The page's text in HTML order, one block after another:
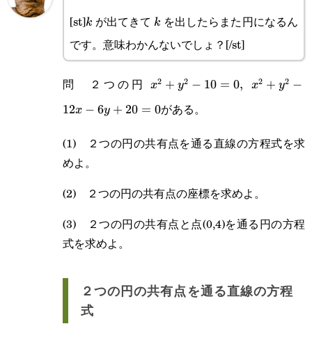
[st]k
k が出てきて k
k を出したらまた円になるん
です。意味わかんないでしょ？[/st]
問 ２つの円x^2+y^2-
10=0,\enspace
x2 + y2 − 10 = 0, x2 + y2 −
12x − 6y + 20 = 0がある。
(1) ２つの円の共有点を通る直線の方程式を求
めよ。
(2) ２つの円の共有点の座標を求めよ。
(3) ２つの円の共有点と点(0,4)を通る円の方程
式を求めよ。
２つの円の共有点を通る直線の方程
式